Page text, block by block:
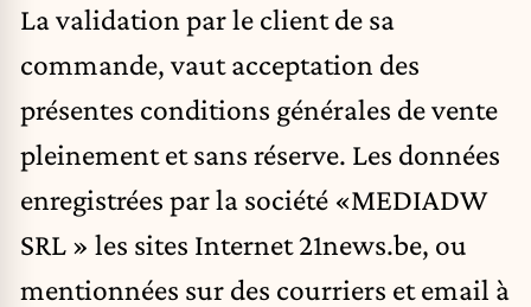
La validation par le client de sa
commande, vaut acceptation des
présentes conditions générales de vente
pleinement et sans réserve. Les données
enregistrées par la société «MEDIADW
SRL » les sites Internet21news.be, ou
mentionnées sur des courriers et email à